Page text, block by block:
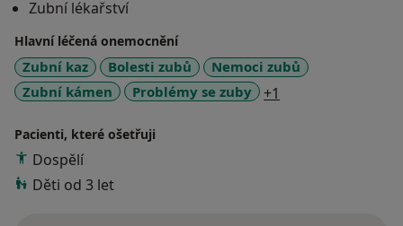
Zubní lékařství
Hlavní léčená onemocnění
Zubní kaz Bolesti zubů
Nemoci zubů
Zubní kámen
Problémy se zuby +1
Pacienti, které ošetřuji
Dospělí
Děti od 3 let